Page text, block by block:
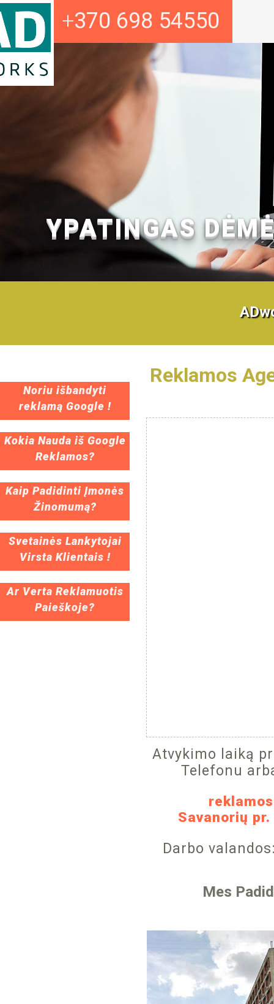
+370 698 54550
YPATINGAS
Reklamos
Atvykimo laiką
Telefonu
Savanorių
Darbo
Mes
Noriu išbandyti
reklamą Google !
Kokia Nauda iš Google
Reklamos?
Kaip Padidinti Įmonės
Žinomumą?
Svetainės Lankytojai
Virsta Klientais !
Ar Verta Reklamuotis
Paieškoje?